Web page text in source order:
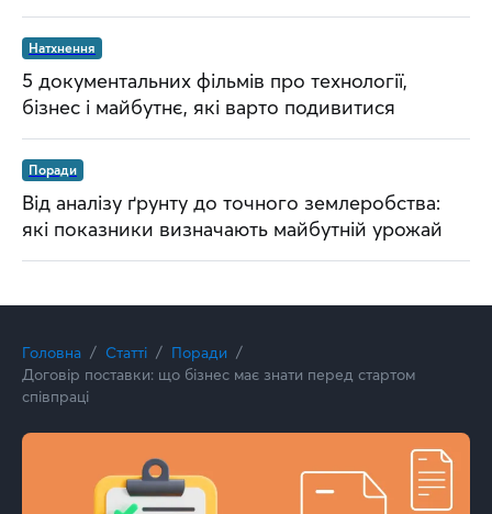
Натхнення
5 документальних фільмів про технології,
бізнес і майбутнє, які варто подивитися
Поради
Від аналізу ґрунту до точного землеробства:
які показники визначають майбутній урожай
Головна Статті
Поради
Договір поставки: що бізнес має знати перед стартом
співпраці